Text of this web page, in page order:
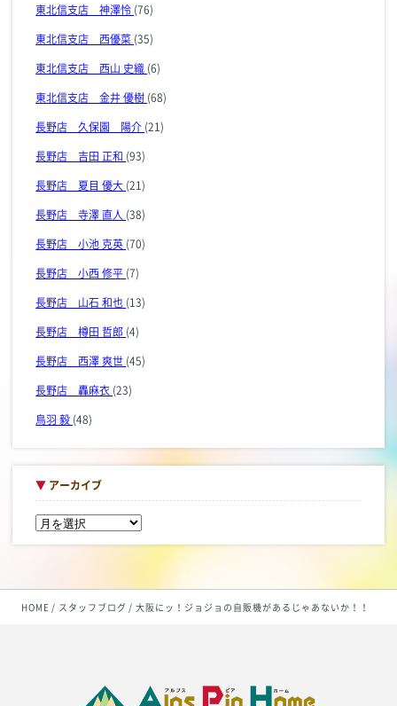
HOME スタッフブログ 大阪にッ！ジョジョの自販機があるじゃあないか！！
東北信支店 神澤怜 (76)
東北信支店 西優菜 (35)
東北信支店 西山 史織 (6)
東北信支店 金井 優樹 (68)
長野店 久保園 陽介 (21)
長野店 吉田 正和 (93)
長野店 夏目 優大 (21)
長野店 寺澤 直人 (38)
長野店 小池 克英 (70)
長野店 小西 修平 (7)
長野店 山石 和也 (13)
長野店 樽田 哲郎 (4)
長野店 西澤 爽世 (45)
長野店 轟麻衣 (23)
鳥羽 毅 (48)
▼ アーカイブ